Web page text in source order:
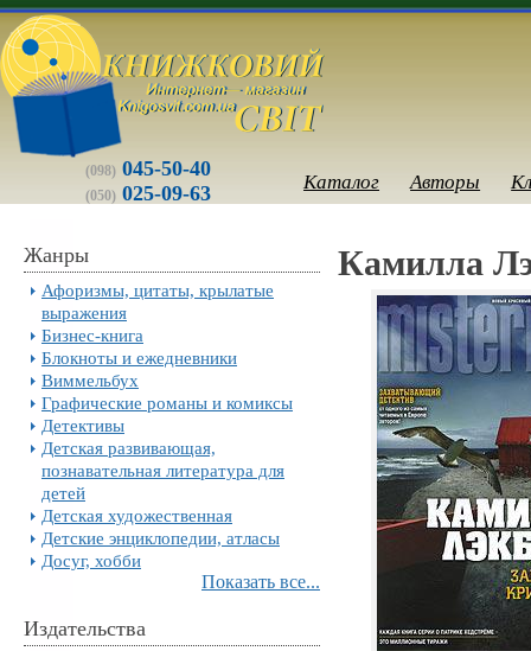
(098) 045-50-40
(050) 025-09-63 Каталог Авторы
Жанры
Афоризмы, цитаты, крылатые
выражения
Бизнес-книга
Блокноты и ежедневники
Виммельбух
Графические романы и комиксы
Детективы
Детская развивающая,
познавательная литература для
детей
Детская художественная
Детские энциклопедии, атласы
Досуг, хобби
Показать все...
Издательства
Камилла